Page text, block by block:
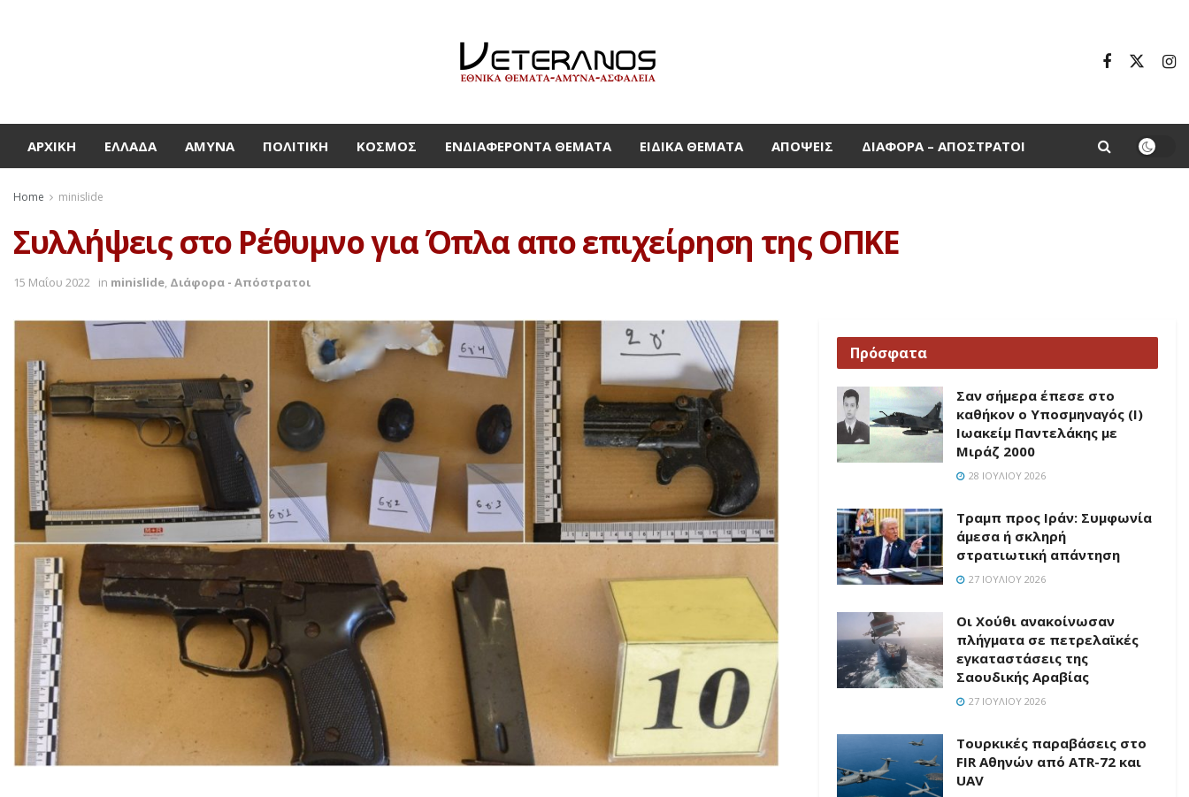
ΑΡΧΙΚΉ ΕΛΛΆΔΑ ΆΜΥΝΑ ΠΟΛΙΤΙΚΉ ΚΌΣΜΟΣ ΕΝΔΙΑΦΈΡΟΝΤΑ ΘΈΜΑΤΑ ΕΙΔΙΚΆ ΘΈΜΑΤΑ ΑΠΌΨΕΙΣ ΔΙΆΦΟΡΑ – ΑΠΌΣΤΡΑΤΟΙ
Home minislide
Συλλήψεις στο Ρέθυμνο για Όπλα απο επιχείρηση της ΟΠΚΕ
15 Μαΐου 2022 in minislide, Διάφορα - Απόστρατοι
Πρόσφατα
Σαν σήμερα έπεσε στο
καθήκον ο Υποσμηναγός (Ι)
Ιωακείμ Παντελάκης με
Μιράζ 2000
28 ΙΟΥΛΊΟΥ 2026
Τραμπ προς Ιράν: Συμφωνία
άμεσα ή σκληρή
στρατιωτική απάντηση
27 ΙΟΥΛΊΟΥ 2026
Οι Χούθι ανακοίνωσαν
πλήγματα σε πετρελαϊκές
εγκαταστάσεις της
Σαουδικής Αραβίας
27 ΙΟΥΛΊΟΥ 2026
Τουρκικές παραβάσεις στο
FIR Αθηνών από ATR-72 και
UAV